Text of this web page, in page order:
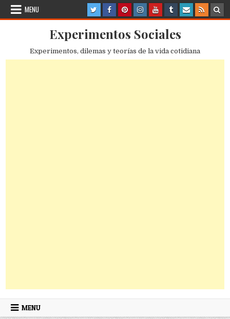
Skip
MENU
Experimentos Sociales
Experimentos, dilemas y teorías de la vida cotidiana
MENU